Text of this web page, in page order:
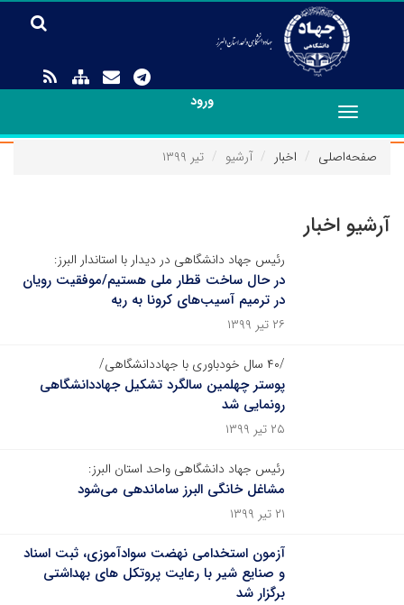
ورود
Toggle
navigation
صفحه‌اصلی
اخبار آرشیو تیر ۱۳۹۹
آرشیو اخبار
رئیس جهاد دانشگاهی در دیدار با استاندار البرز:
در حال ساخت قطار ملی هستیم/موفقیت رویان
در ترمیم آسیب‌های کرونا به ریه
۲۶ تیر ۱۳۹۹
/۴۰ سال خودباوری با جهاددانشگاهی/
پوستر چهلمین سالگرد تشکیل جهاددانشگاهی
رونمایی شد
۲۵ تیر ۱۳۹۹
رئیس جهاد دانشگاهی واحد استان البرز:
مشاغل خانگی البرز ساماندهی می‌شود
۲۱ تیر ۱۳۹۹
آزمون استخدامی نهضت سوادآموزی، ثبت اسناد
و صنایع شیر با رعایت پروتکل های بهداشتی
برگزار شد